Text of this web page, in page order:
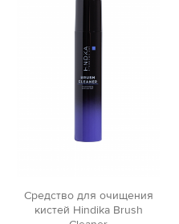
Средство для очищения
кистей Hindika Brush